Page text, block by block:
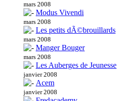
mars 2008
Modus Vivendi
mars 2008
Les petits dÃ©brouillards
mars 2008
Manger Bouger
mars 2008
Les Auberges de Jeunesse
janvier 2008
Acem
janvier 2008